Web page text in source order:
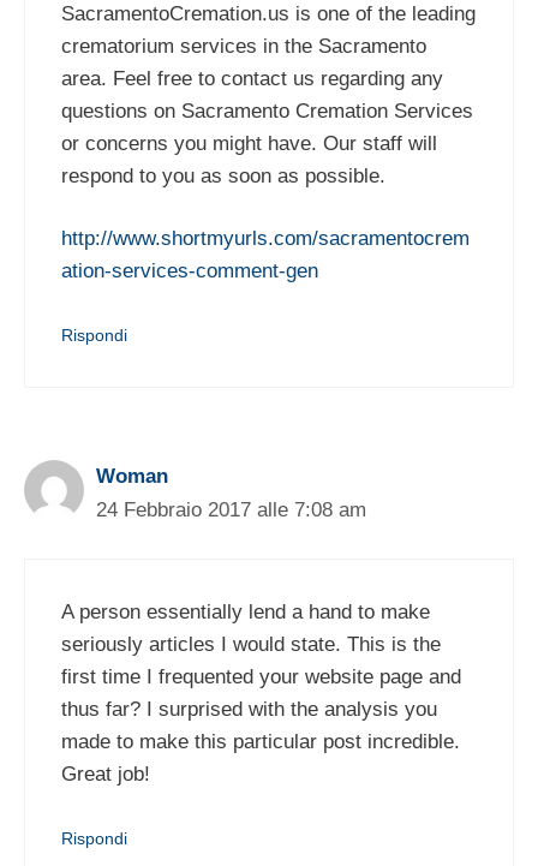
SacramentoCremation.us is one of the leading
crematorium services in the Sacramento
area. Feel free to contact us regarding any
questions on Sacramento Cremation Services
or concerns you might have. Our staff will
respond to you as soon as possible.
http://www.shortmyurls.com/sacramentocrem
ation-services-comment-gen
Rispondi
Woman
24 Febbraio 2017 alle 7:08 am
A person essentially lend a hand to make
seriously articles I would state. This is the
first time I frequented your website page and
thus far? I surprised with the analysis you
made to make this particular post incredible.
Great job!
Rispondi